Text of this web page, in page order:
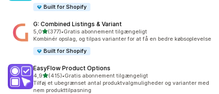
Built for Shopify
G: Combined Listings & Variant
5,0ud af 5 stjerner
(377)
377 anmeldelser i alt
•Gratis abonnement tilgængeligt
Kombinér opslag, og tilpas varianter for at få en bedre købsoplevelse
Built for Shopify
EasyFlow Product Options
4,9ud af 5 stjerner
(415)
415 anmeldelser i alt
•Gratis abonnement tilgængeligt
Tilføj et ubegrænset antal produktvalgmuligheder og varianter med
nem produkttilpasning